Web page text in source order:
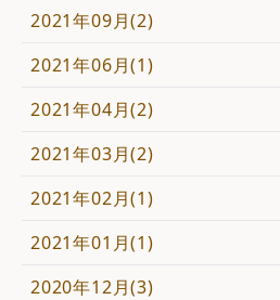
2021年09月(2)
2021年06月(1)
2021年04月(2)
2021年03月(2)
2021年02月(1)
2021年01月(1)
2020年12月(3)